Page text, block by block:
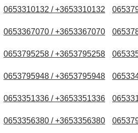
0653310132 / +3653310132
0653367070 / +3653367070
0653795258 / +3653795258
0653795948 / +3653795948
0653351336 / +3653351336
0653356380 / +3653356380